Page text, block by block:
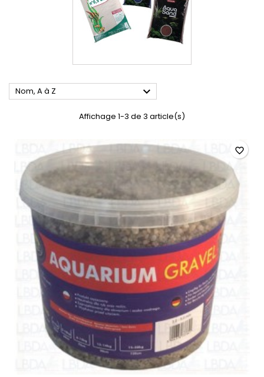
Nom, A à Z 
Affichage 1-3 de 3 article(s)
favorite_border